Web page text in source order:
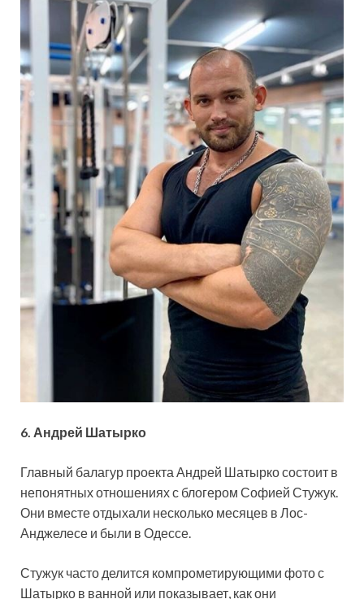
6. Андрей Шатырко
Главный балагур проекта Андрей Шатырко состоит в
непонятных отношениях с блогером Софией Стужук.
Они вместе отдыхали несколько месяцев в Лос-
Анджелесе и были в Одессе.
Стужук часто делится компрометирующими фото с
Шатырко в ванной или показывает, как они